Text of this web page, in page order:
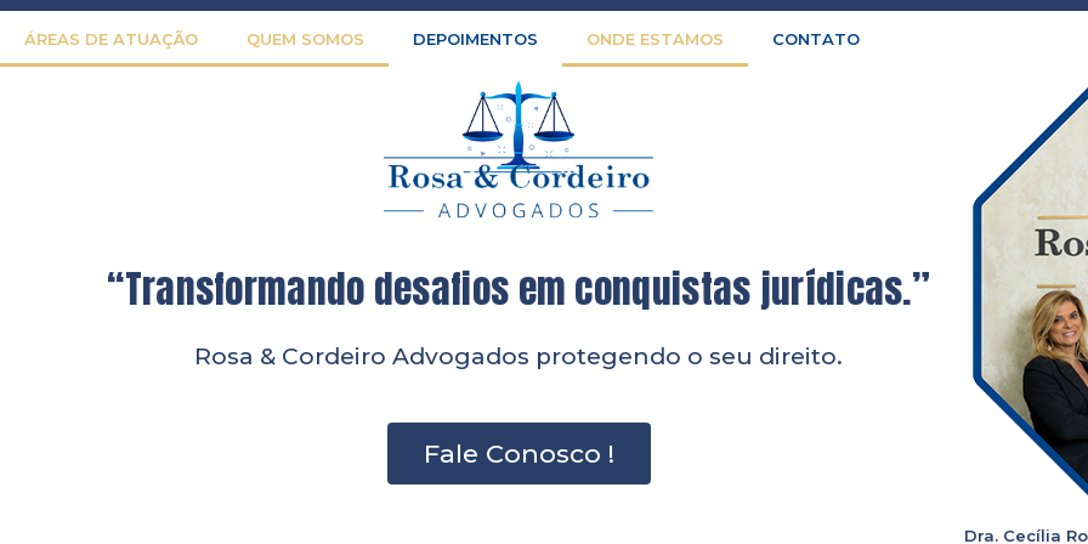
ÁREAS DE ATUAÇÃO QUEM SOMOS DEPOIMENTOS ONDE ESTAMOS CONTATO
“Transformando desafios em conquistas jurídicas.”
Rosa & Cordeiro Advogados protegendo o seu direito.
Fale Conosco !
Dra. Cecília